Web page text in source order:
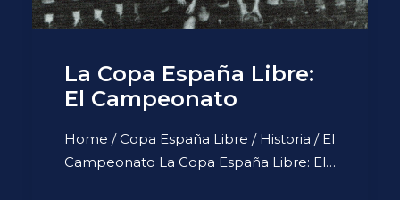
La Copa España Libre:
El Campeonato
Home / Copa España Libre / Historia / El
Campeonato La Copa España Libre: El…